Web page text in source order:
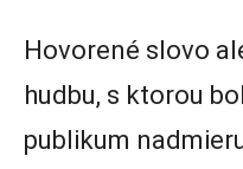
Hovorené slovo
hudbu, s ktorou
publikum